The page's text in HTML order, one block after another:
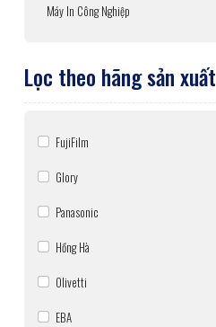
Máy In Công Nghiệp
Lọc theo hãng sản xuất
FujiFilm
Glory
Panasonic
Hồng Hà
Olivetti
EBA